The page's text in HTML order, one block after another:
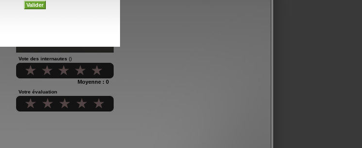
Vote des internautes ()
Moyenne : 0
Votre évaluation